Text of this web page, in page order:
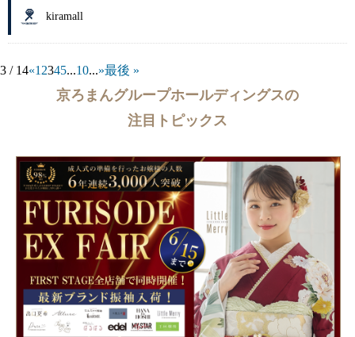
kiramall
3 / 14«1 2345...10...»最後 »
京ろまんグループホールディングスの
注目トピックス